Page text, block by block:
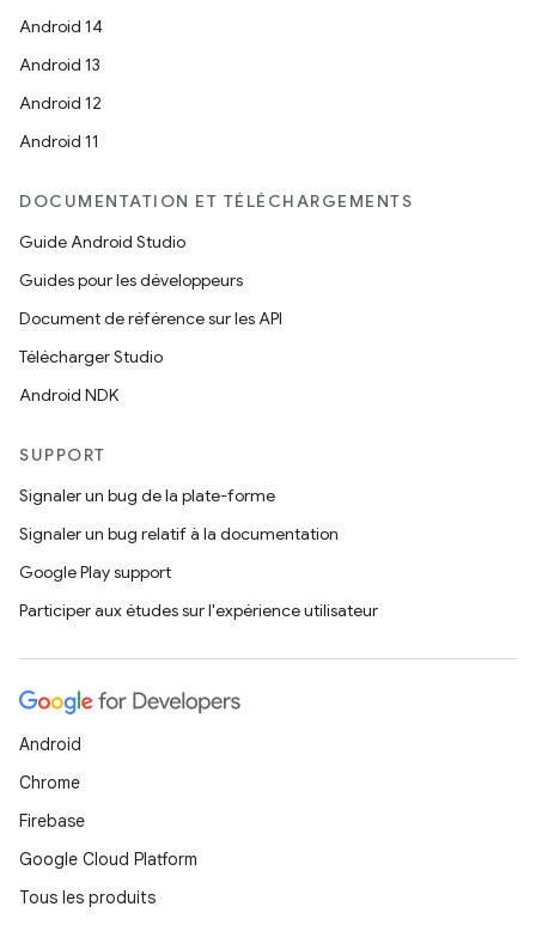
Android 14
Android 13
Android 12
Android 11
DOCUMENTATION ET TÉLÉCHARGEMENTS
Guide Android Studio
Guides pour les développeurs
Document de référence sur les API
Télécharger Studio
Android NDK
SUPPORT
Signaler un bug de la plate-forme
Signaler un bug relatif à la documentation
Google Play support
Participer aux études sur l'expérience utilisateur
Android
Chrome
Firebase
Google Cloud Platform
Tous les produits